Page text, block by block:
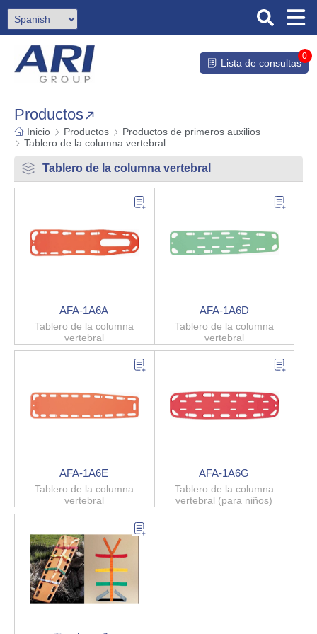
Lista de consultas
0
Productos
Inicio Productos
Productos de primeros auxilios
Tablero de la columna vertebral
Tablero de la columna vertebral
AFA-1A6A
Tablero de la columna
vertebral
AFA-1A6D
Tablero de la columna
vertebral
AFA-1A6E
Tablero de la columna
vertebral
AFA-1A6G
Tablero de la columna
vertebral (para niños)